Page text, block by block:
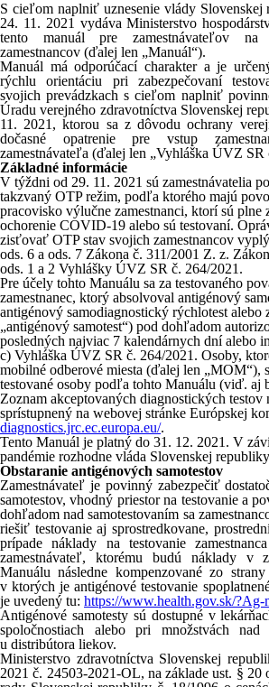
S cieľom naplniť uznesenie vlády Slovenskej
24. 11. 2021 vydáva Ministerstvo
tento manuál pre zamestnávateľov na
zamestnancov (ďalej len „Manuál“).
Manuál má odporúčací charakter a je
rýchlu orientáciu pri zabezpečovaní
svojich prevádzkach s cieľom naplniť
Úradu verejného zdravotníctva Slovenskej
11. 2021, ktorou sa z dôvodu ochrany
dočasné opatrenie pre vstup
zamestnávateľa (ďalej len „Vyhláška ÚVZ SR
Základné informácie
V týždni od 29. 11. 2021 sú zamestnávatelia
takzvaný OTP režim, podľa ktorého majú
pracovisko výlučne zamestnanci, ktorí sú plne
ochorenie COVID-19 alebo sú testovaní.
zisťovať OTP stav svojich zamestnancov
ods. 6 a ods. 7 Zákona č. 311/2001 Z. z.
ods. 1 a 2 Vyhlášky ÚVZ SR č. 264/2021.
Pre účely tohto Manuálu sa za testovaného
zamestnanec, ktorý absolvoval antigénový
antigénový samodiagnostický rýchlotest alebo
„antigénový samotest“) pod dohľadom
posledných najviac 7 kalendárnych dní alebo
c) Vyhláška ÚVZ SR č. 264/2021. Osoby,
mobilné odberové miesta (ďalej len „MOM“),
testované osoby podľa tohto Manuálu (viď. aj
Zoznam akceptovaných diagnostických
sprístupnený na webovej stránke Európskej
diagnostics.jrc.ec.europa.eu/.
Tento Manuál je platný do 31. 12. 2021. V
pandémie rozhodne vláda Slovenskej
Obstaranie antigénových samotestov
Zamestnávateľ je povinný zabezpečiť
samotestov, vhodný priestor na testovanie a
dohľadom nad samotestovaním sa
riešiť testovanie aj sprostredkovane,
prípade náklady na testovanie
zamestnávateľ, ktorému budú náklady v
Manuálu následne kompenzované zo
v ktorých je antigénové testovanie
je uvedený tu: https://www.health.gov.sk/?Ag-
Antigénové samotesty sú dostupné v
spoločnostiach alebo pri množstvách
u distribútora liekov.
Ministerstvo zdravotníctva Slovenskej
2021 č. 24503-2021-OL, na základe ust. § 20